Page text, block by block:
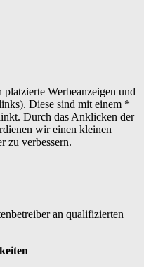
Werbeanzeigen und
Diese sind mit einem *
Durch das Anklicken der
wir einen kleinen
zu verbessern.
an qualifizierten